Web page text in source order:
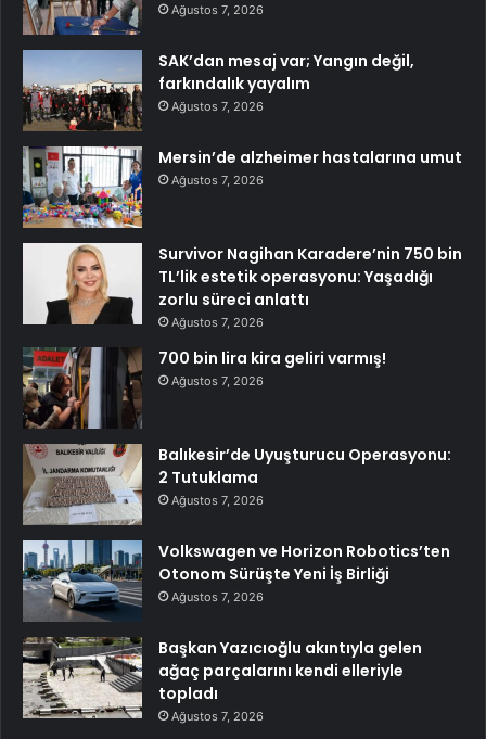
Ağustos 7, 2026
SAK’dan mesaj var; Yangın değil,
farkındalık yayalım
Ağustos 7, 2026
Mersin’de alzheimer hastalarına umut
Ağustos 7, 2026
Survivor Nagihan Karadere’nin 750 bin
TL’lik estetik operasyonu: Yaşadığı
zorlu süreci anlattı
Ağustos 7, 2026
700 bin lira kira geliri varmış!
Ağustos 7, 2026
Balıkesir’de Uyuşturucu Operasyonu:
2 Tutuklama
Ağustos 7, 2026
Volkswagen ve Horizon Robotics’ten
Otonom Sürüşte Yeni İş Birliği
Ağustos 7, 2026
Başkan Yazıcıoğlu akıntıyla gelen
ağaç parçalarını kendi elleriyle
topladı
Ağustos 7, 2026